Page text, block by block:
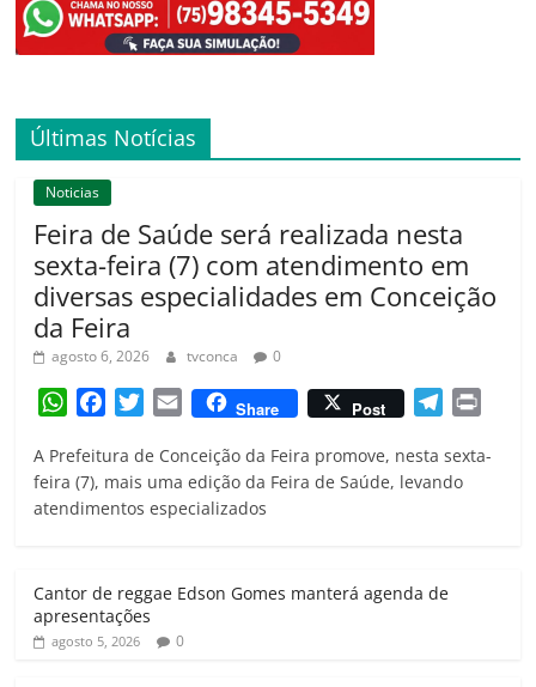
Últimas Notícias
Noticias
Feira de Saúde será realizada nesta
sexta-feira (7) com atendimento em
diversas especialidades em Conceição
da Feira
agosto 6, 2026 tvconca 0
W
a
t
s
p
c
e
b
k
i
t
t
E
a
l
Share Post
l
e
m
i
A Prefeitura de Conceição da Feira promove, nesta sexta-
feira (7), mais uma edição da Feira de Saúde, levando
atendimentos especializados
Cantor de reggae Edson Gomes manterá agenda de
apresentações
agosto 5, 2026 0